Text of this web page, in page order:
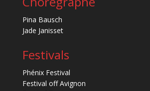
Pina Bausch
Jade Janisset
Festivals
Phénix Festival
Festival off Avignon